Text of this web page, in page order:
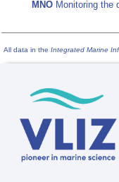
MNO Monitoring the
All data in the Integrated Marine